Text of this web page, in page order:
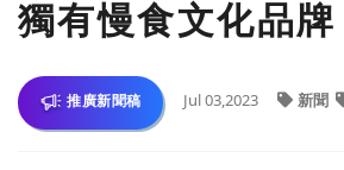
獨有慢食文化品牌
推廣新聞稿 Jul 03,2023 新聞